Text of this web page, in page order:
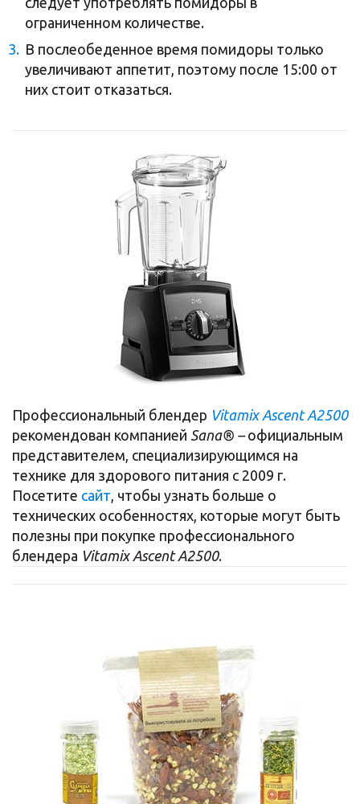
ограниченном количестве.
В послеобеденное время помидоры только
увеличивают аппетит, поэтому после 15:00 от
них стоит отказаться.
Профессиональный блендер Vitamix Ascent A2500
рекомендован компанией Sana® –официальным
представителем, специализирующимся на
технике для здорового питания с 2009 г.
Посетите сайт, чтобы узнать больше о
технических особенностях, которые могут быть
полезны при покупке профессионального
блендера Vitamix Ascent A2500.